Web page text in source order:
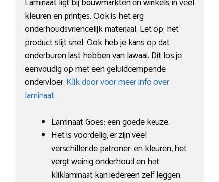
Laminaat ligt bij bouwmarkten en winkels in veel
kleuren en printjes. Ook is het erg
onderhoudsvriendelijk materiaal. Let op: het
product slijt snel. Ook heb je kans op dat
onderburen last hebben van lawaai. Dit los je
eenvoudig op met een geluiddempende
ondervloer. Klik door voor meer info over
laminaat.
Laminaat Goes: een goede keuze.
Het is voordelig, er zijn veel
verschillende patronen en kleuren, het
vergt weinig onderhoud en het
kliklaminaat kan iedereen zelf leggen.